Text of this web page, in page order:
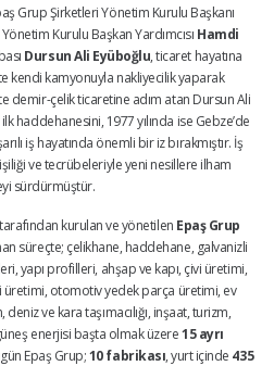
Grup Şirketleri Yönetim Kurulu Başkanı
Kurulu Başkan Yardımcısı Hamdi
Dursun Ali Eyüboğlu, ticaret hayatına
kendi kamyonuyla nakliyecilik yaparak
demir-çelik ticaretine adım atan Dursun Ali
haddehanesini, 1977 yılında ise Gebze’de
iş hayatında önemli bir iz bırakmıştır. İş
ve tecrübeleriyle yeni nesillere ilham
sürdürmüştür.
kurulan ve yönetilen Epaş Grup
süreçte; çelikhane, haddehane, galvanizli
yapı profilleri, ahşap ve kapı, çivi üretimi,
üretimi, otomotiv yedek parça üretimi, ev
ve kara taşımacılığı, inşaat, turizm,
enerjisi başta olmak üzere15 ayrı
Epaş Grup;10 fabrikası, yurt içinde 435